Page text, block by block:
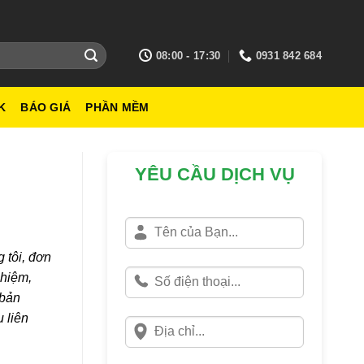
08:00 - 17:30 0931 842 684
BÁO GIÁ PHẦN MỀM
tôi, đơn
liên
YÊU CẦU DỊCH VỤ